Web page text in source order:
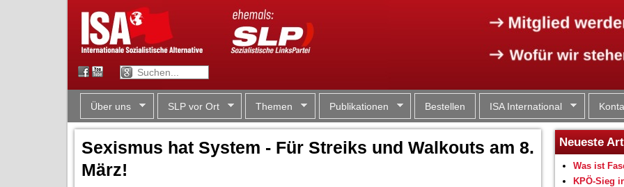
Über uns SLP vor Ort Themen Publikationen Bestellen ISA International
Sexismus hat System - Für Streiks und Walkouts am 8.
März!
Neueste
Was ist
KPÖ-Sieg